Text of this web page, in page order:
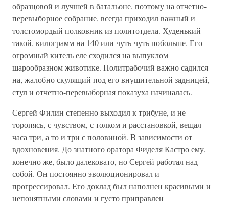
образцовой и лучшей в батальоне, поэтому на отчетно-
перевыборное собрание, всегда приходил важный и
толстомордый полковник из политотдела. Худенький
такой, килограмм на 140 или чуть-чуть побольше. Его
огромный китель еле сходился на выпуклом
шарообразном животике. Политрабочий важно садился
на, жалобно скулящий под его внушительной задницей,
стул и отчетно-перевыборная показуха начиналась.
Сергей Филин степенно выходил к трибуне, и не
торопясь, с чувством, с толком и расстановкой, вещал
часа три, а то и три с половиной. В зависимости от
вдохновения. До знатного оратора Фиделя Кастро ему,
конечно же, было далековато, но Сергей работал над
собой. Он постоянно эволюционировал и
прогрессировал. Его доклад был наполнен красивыми и
непонятными словами и густо приправлен